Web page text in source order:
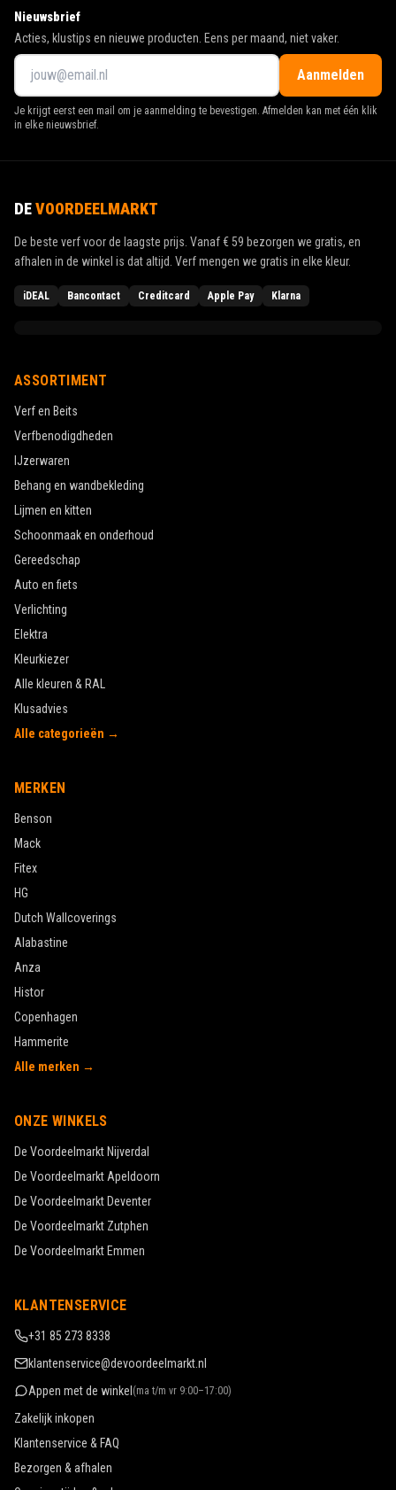
Nieuwsbrief
Acties, klustips en nieuwe producten. Eens per maand, niet vaker.
Aanmelden
Je krijgt eerst een mail om je aanmelding te bevestigen. Afmelden kan met één klik
in elke nieuwsbrief.
DEVOORDEELMARKT
De beste verf voor de laagste prijs. Vanaf€ 59 bezorgen we gratis, en
afhalen in de winkel is dat altijd. Verf mengen we gratis in elke kleur.
iDEAL Bancontact Creditcard Apple Pay Klarna
ASSORTIMENT
Verf en Beits
Verfbenodigdheden
IJzerwaren
Behang en wandbekleding
Lijmen en kitten
Schoonmaak en onderhoud
Gereedschap
Auto en fiets
Verlichting
Elektra
Kleurkiezer
Alle kleuren & RAL
Klusadvies
Alle categorieën →
MERKEN
Benson
Mack
Fitex
HG
Dutch Wallcoverings
Alabastine
Anza
Histor
Copenhagen
Hammerite
Alle merken →
ONZE WINKELS
De Voordeelmarkt Nijverdal
De Voordeelmarkt Apeldoorn
De Voordeelmarkt Deventer
De Voordeelmarkt Zutphen
De Voordeelmarkt Emmen
KLANTENSERVICE
+31 85 273 8338
klantenservice@devoordeelmarkt.nl
Appen met de winkel (ma t/m vr 9:00–17:00)
Zakelijk inkopen
Klantenservice & FAQ
Bezorgen & afhalen